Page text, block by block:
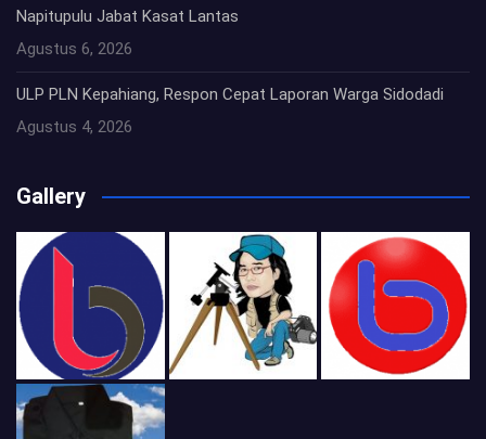
Napitupulu Jabat Kasat Lantas
Agustus 6, 2026
ULP PLN Kepahiang, Respon Cepat Laporan Warga Sidodadi
Agustus 4, 2026
Gallery